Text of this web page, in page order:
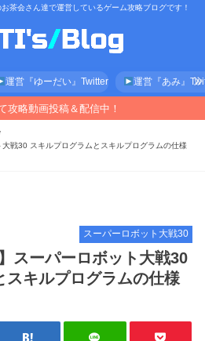
茶会さん達で運営しているゲーム攻略ブログです！
運営『ゆーだい』Twitter 運営『あみ』
攻略動画投稿＆配信中！
大戦30 スキルプログラムとスキルプログラムの仕様
スーパーロボット大戦30
スーパーロボット大戦30
スキルプログラムの仕様